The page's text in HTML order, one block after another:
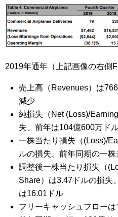
2019年通年（上記画像の右側
売上高（Revenues）は
減少
純損失（Net (Loss)/
失、前年は104億600万ド
一株当たり損失（(Loss)/
ルの損失、前年同期の一
調整後一株当たり損失（
Share）は3.47ドルの損失
は16.01ドル
フリーキャッシュフローは